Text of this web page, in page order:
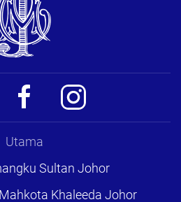
Utama
Sultan Johor
Khaleeda Johor